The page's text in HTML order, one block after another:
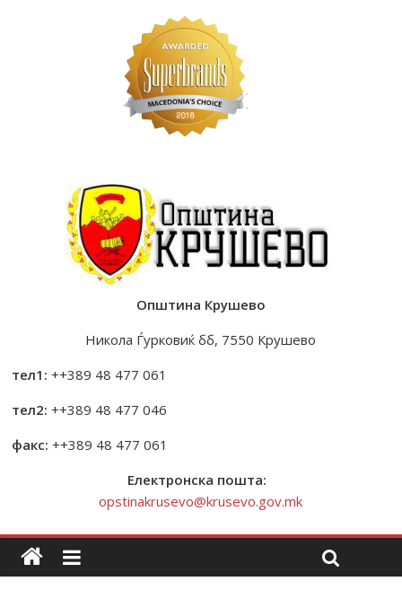
Општина Крушево
Никола Ѓурковиќ бб, 7550 Крушево
тел1: ++389 48 477 061
тел2: ++389 48 477 046
факс: ++389 48 477 061
Електронска пошта:
opstinakrusevo@krusevo.gov.mk